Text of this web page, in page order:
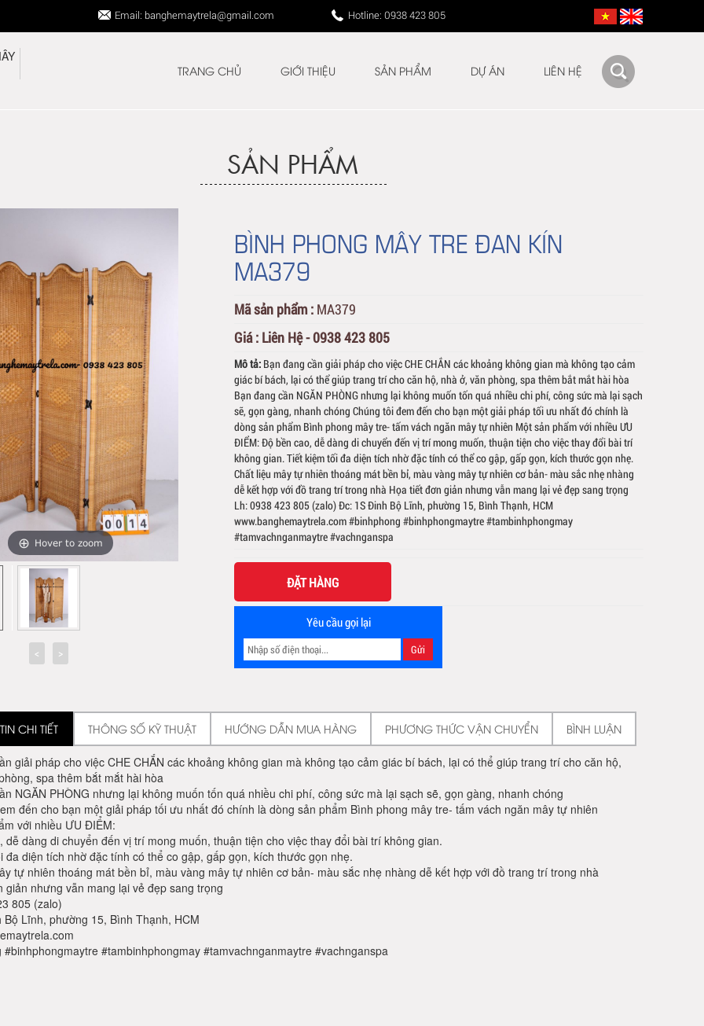
Email: banghemaytrela@gmail.com Hotline: 0938 423 805
TRANG CHỦ GIỚI THIỆU SẢN PHẨM DỰ ÁN LIÊN HỆ
SẢN PHẨM
Hover to zoom
BÌNH PHONG MÂY TRE ĐAN KÍN
MA379
Mã sản phẩm : MA379
Giá : Liên Hệ - 0938 423 805
Mô tả: Bạn đang cần giải pháp cho việc CHE CHẮN các khoảng không gian mà không tạo cảm
giác bí bách, lại có thể giúp trang trí cho căn hộ, nhà ở, văn phòng, spa thêm bắt mắt hài hòa
Bạn đang cần NGĂN PHÒNG nhưng lại không muốn tốn quá nhiều chi phí, công sức mà lại sạch
sẽ, gọn gàng, nhanh chóng Chúng tôi đem đến cho bạn một giải pháp tối ưu nhất đó chính là
dòng sản phẩm Bình phong mây tre- tấm vách ngăn mây tự nhiên Một sản phẩm với nhiều ƯU
ĐIỂM: Độ bền cao, dễ dàng di chuyển đến vị trí mong muốn, thuận tiện cho việc thay đổi bài trí
không gian. Tiết kiệm tối đa diện tích nhờ đặc tính có thể co gập, gấp gọn, kích thước gọn nhẹ.
Chất liệu mây tự nhiên thoáng mát bền bỉ, màu vàng mây tự nhiên cơ bản- màu sắc nhẹ nhàng
dễ kết hợp với đồ trang trí trong nhà Họa tiết đơn giản nhưng vẫn mang lại vẻ đẹp sang trọng
Lh: 0938 423 805 (zalo) Đc: 1S Đinh Bộ Lĩnh, phường 15, Bình Thạnh, HCM
www.banghemaytrela.com #binhphong #binhphongmaytre #tambinhphongmay
#tamvachnganmaytre #vachnganspa
ĐẶT HÀNG
Yêu cầu gọi lại
CHI TIẾT THÔNG SỐ KỸ THUẬT HƯỚNG DẪN MUA HÀNG PHƯƠNG THỨC VẬN CHUYỂN BÌNH LUẬN
giải pháp cho việc CHE CHẮN các khoảng không gian mà không tạo cảm giác bí bách, lại có thể giúp trang trí cho căn hộ,
spa thêm bắt mắt hài hòa
NGĂN PHÒNG nhưng lại không muốn tốn quá nhiều chi phí, công sức mà lại sạch sẽ, gọn gàng, nhanh chóng
đến cho bạn một giải pháp tối ưu nhất đó chính là dòng sản phẩm Bình phong mây tre- tấm vách ngăn mây tự nhiên
với nhiều ƯU ĐIỂM:
dễ dàng di chuyển đến vị trí mong muốn, thuận tiện cho việc thay đổi bài trí không gian.
đa diện tích nhờ đặc tính có thể co gập, gấp gọn, kích thước gọn nhẹ.
tự nhiên thoáng mát bền bỉ, màu vàng mây tự nhiên cơ bản- màu sắc nhẹ nhàng dễ kết hợp với đồ trang trí trong nhà
giản nhưng vẫn mang lại vẻ đẹp sang trọng
805 (zalo)
Lĩnh, phường 15, Bình Thạnh, HCM
#binhphongmaytre #tambinhphongmay #tamvachnganmaytre #vachnganspa